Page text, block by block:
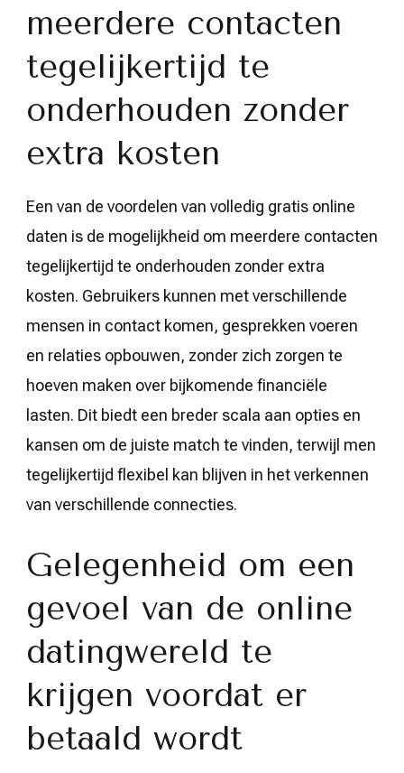
meerdere contacten
tegelijkertijd te
onderhouden zonder
extra kosten
Een van de voordelen van volledig gratis online
daten is de mogelijkheid om meerdere contacten
tegelijkertijd te onderhouden zonder extra
kosten. Gebruikers kunnen met verschillende
mensen in contact komen, gesprekken voeren
en relaties opbouwen, zonder zich zorgen te
hoeven maken over bijkomende financiële
lasten. Dit biedt een breder scala aan opties en
kansen om de juiste match te vinden, terwijl men
tegelijkertijd flexibel kan blijven in het verkennen
van verschillende connecties.
Gelegenheid om een
gevoel van de online
datingwereld te
krijgen voordat er
betaald wordt